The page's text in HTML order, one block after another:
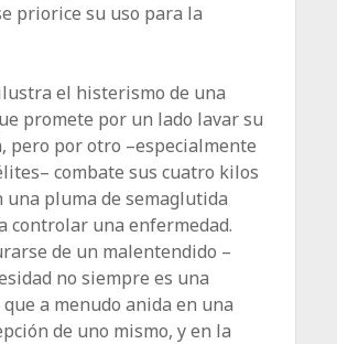
priorice su uso para la
el histerismo de una
promete por un lado lavar su
pero por otro –especialmente
combate sus cuatro kilos
una pluma de semaglutida
controlar una enfermedad.
de un malentendido –
no siempre es una
a menudo anida en una
de uno mismo, y en la